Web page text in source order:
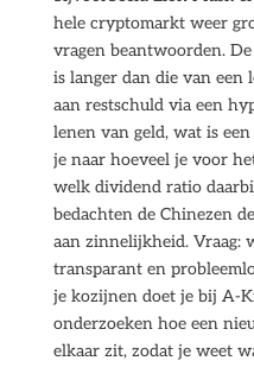
hele cryptomarkt weer
vragen beantwoorden.
is langer dan die van een
aan restschuld via een
lenen van geld, wat is
je naar hoeveel je voor
welk dividend ratio
bedachten de Chinezen
aan zinnelijkheid. Vraag:
transparant en
je kozijnen doet je bij A-
onderzoeken hoe een
elkaar zit, zodat je weet